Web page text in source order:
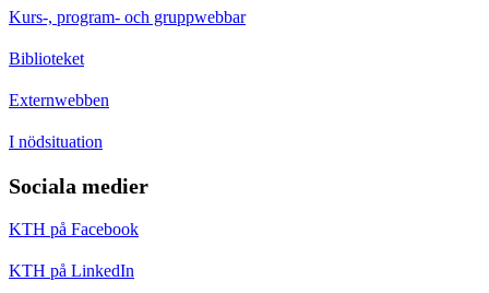
Kurs-, program- och gruppwebbar
Biblioteket
Externwebben
I nödsituation
Sociala medier
KTH på Facebook
KTH på LinkedIn